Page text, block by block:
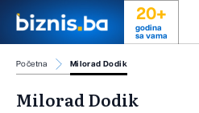
20+
godina
sa vama
Početna Milorad Dodik
Milorad Dodik